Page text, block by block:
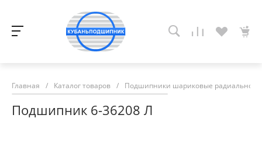
Главная / Каталог товаров / Подшипники шариковые радиально-
Подшипник 6-36208 Л